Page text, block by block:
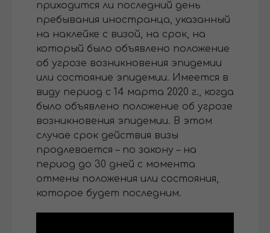
приходится ли последний день
пребывания иностранца, указанный
на наклейке с визой, на срок, на
который было объявлено положение
об угрозе возникновения эпидемии
или состояние эпидемии. Имеется в
виду период с 14 марта 2020 г., когда
было объявлено положение об угрозе
возникновения эпидемии. В этом
случае срок действия визы
продлевается – по закону – на
период до 30 дней с момента
отмены положения или состояния,
которое будет последним.